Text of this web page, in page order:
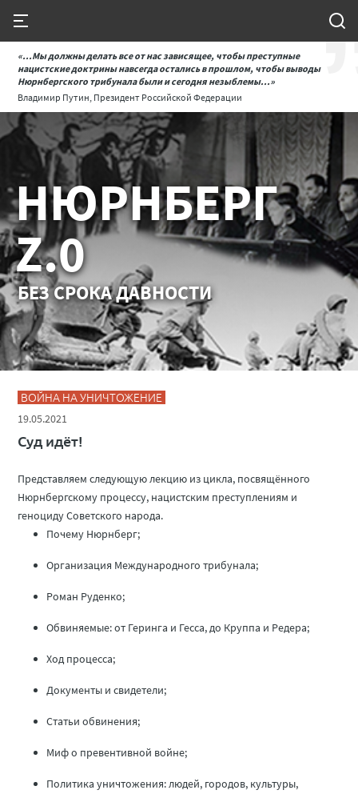
«...Мы должны делать все от нас зависящее, чтобы преступные
нацистские доктрины навсегда остались в прошлом, чтобы выводы
Нюрнбергского трибунала были и сегодня незыблемы...»
Владимир Путин, Президент Российской Федерации
НЮРНБЕРГ
Z.0
БЕЗ СРОКА ДАВНОСТИ
ВОЙНА НА УНИЧТОЖЕНИЕ
19.05.2021
Суд идёт!
Представляем следующую лекцию из цикла, посвящённого
Нюрнбергскому процессу, нацистским преступлениям и
геноциду Советского народа.
Почему Нюрнберг;
Организация Международного трибунала;
Роман Руденко;
Обвиняемые: от Геринга и Гесса, до Круппа и Редера;
Ход процесса;
Документы и свидетели;
Статьи обвинения;
Миф о превентивной войне;
Политика уничтожения: людей, городов, культуры,